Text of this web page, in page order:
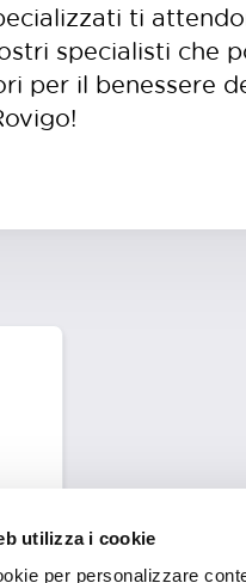
utilizza i cookie
per personalizzare
ti
specialisti che
per il benessere